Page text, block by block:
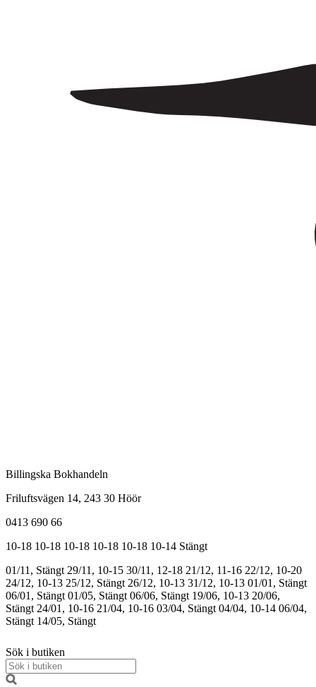
Billingska Bokhandeln
Friluftsvägen 14, 243 30 Höör
0413 690 66
10-18 10-18 10-18 10-18 10-18 10-14 Stängt
01/11, Stängt 29/11, 10-15 30/11, 12-18 21/12, 11-16 22/12, 10-20
24/12, 10-13 25/12, Stängt 26/12, 10-13 31/12, 10-13 01/01, Stängt
06/01, Stängt 01/05, Stängt 06/06, Stängt 19/06, 10-13 20/06,
Stängt 24/01, 10-16 21/04, 10-16 03/04, Stängt 04/04, 10-14 06/04,
Stängt 14/05, Stängt
Sök i butiken